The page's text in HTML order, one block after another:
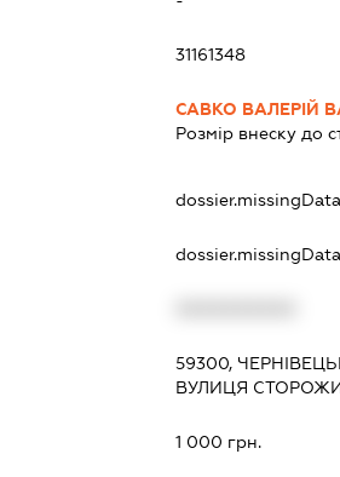
31161348
САВКО ВАЛЕРІЙ
Розмір внеску до
dossier.missingData
dossier.missingData
59300,
ВУЛИЦЯ
1 000 грн.